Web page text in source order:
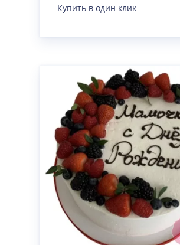
Купить в один клик